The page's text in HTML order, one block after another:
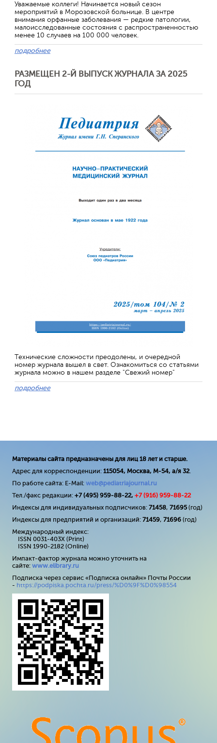
Уважаемые коллеги! Начинается новый сезон
мероприятий в Морозовской больнице. В центре
внимания орфанные заболевания — редкие патологии,
малоисследованные состояния с распространенностью
менее 10 случаев на 100 000 человек.
подробнее
РАЗМЕЩЕН 2-Й ВЫПУСК ЖУРНАЛА ЗА 2025
ГОД
Технические сложности преодолены, и очередной
номер журнала вышел в свет. Ознакомиться со статьями
журнала можно в нашем разделе "Свежий номер"
подробнее
Материалы сайта предназначены для лиц 18 лет и старше.
Адрес для корреспонденции: 115054, Москва, М-54, а/я 32.
По работе сайта: E-Mail: web@pediatriajournal.ru
Тел./факс редакции: +7 (495) 959-88-22, +7 (916) 959-88-22
Индексы для индивидуальных подписчиков: 71458, 71695(год)
Индексы для предприятий и организаций: 71459, 71696 (год)
Международный индекс:
ISSN 0031-403X (Print)
ISSN 1990-2182 (Online)
Импакт-фактор журнала можно уточнить на
сайте: www.elibrary.ru
Подписка через сервис «Подписка онлайн» Почты России
- https://podpiska.pochta.ru/press/%D0%9F%D0%98554